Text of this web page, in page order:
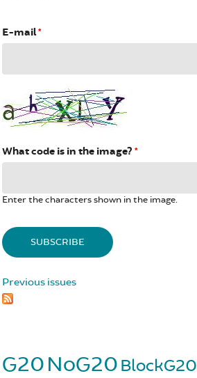
E-mail*
What code is in the image? *
Enter the characters shown in the image.
Previous issues
G20NoG20 BlockG20